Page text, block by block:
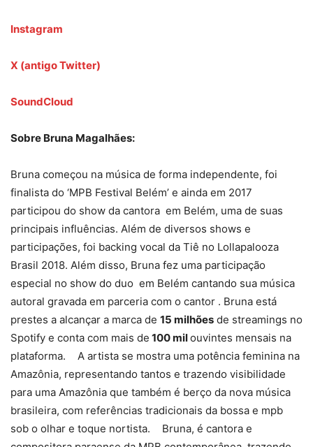
Instagram
X (antigo Twitter)
SoundCloud
Sobre Bruna Magalhães:
Bruna começou na música de forma independente, foi
finalista do ‘MPB Festival Belém’ e ainda em 2017
participou do show da cantora em Belém, uma de suas
principais influências. Além de diversos shows e
participações, foi backing vocal da Tiê no Lollapalooza
Brasil 2018. Além disso, Bruna fez uma participação
especial no show do duo em Belém cantando sua música
autoral gravada em parceria com o cantor . Bruna está
prestes a alcançar a marca de 15 milhões de streamings no
Spotify e conta com mais de 100 milouvintes mensais na
plataforma. A artista se mostra uma potência feminina na
Amazônia, representando tantos e trazendo visibilidade
para uma Amazônia que também é berço da nova música
brasileira, com referências tradicionais da bossa e mpb
sob o olhar e toque nortista. Bruna, é cantora e